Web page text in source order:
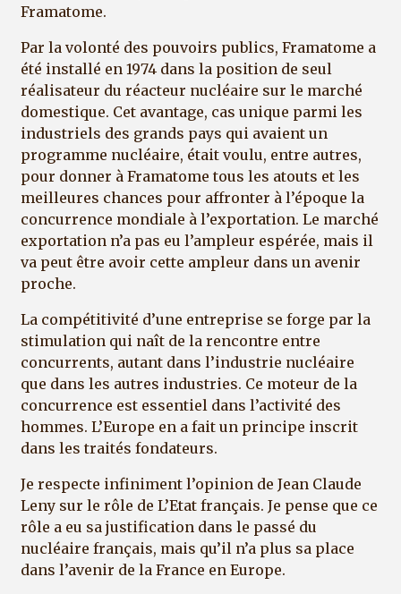
Framatome.
Par la volonté des pouvoirs publics, Framatome a
été installé en 1974 dans la position de seul
réalisateur du réacteur nucléaire sur le marché
domestique. Cet avantage, cas unique parmi les
industriels des grands pays qui avaient un
programme nucléaire, était voulu, entre autres,
pour donner à Framatome tous les atouts et les
meilleures chances pour affronter à l’époque la
concurrence mondiale à l’exportation. Le marché
exportation n’a pas eu l’ampleur espérée, mais il
va peut être avoir cette ampleur dans un avenir
proche.
La compétitivité d’une entreprise se forge par la
stimulation qui naît de la rencontre entre
concurrents, autant dans l’industrie nucléaire
que dans les autres industries. Ce moteur de la
concurrence est essentiel dans l’activité des
hommes. L’Europe en a fait un principe inscrit
dans les traités fondateurs.
Je respecte infiniment l’opinion de Jean Claude
Leny sur le rôle de L’Etat français. Je pense que ce
rôle a eu sa justification dans le passé du
nucléaire français, mais qu’il n’a plus sa place
dans l’avenir de la France en Europe.